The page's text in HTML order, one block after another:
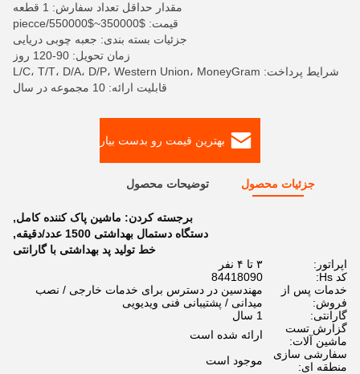
مقدار حداقل تعداد سفارش: 1 قطعه
قیمت: $350000~$550000/piecce
جزئیات بسته بندی: جعبه چوبی دریایی
زمان تحویل: 90-120 روز
شرایط پرداخت: L/C، T/T، D/A، D/P، Western Union، MoneyGram
قابلیت ارائه: 10 مجموعه در سال
بهترین قیمت رو بدست بیار
جزئیات محصول توضیحات محصول
برجسته کردن: ماشین پاک کننده کامل,
دستگاه دستمال بهداشتی 1500 عدد/دقیقه
,
خط تولید پد بهداشتی با گارانتی
اپراتور:
۳ تا ۴ نفر
کد Hs:
84418090
خدمات پس از
فروش:
مهندسین در دسترس برای خدمات خارجی / نصب
میدانی / پشتیبانی فنی ویدیویی
گارانتی:
1 سال
گزارش تست
ماشین آلات:
ارائه شده است
سفارشی سازی
منطقه ای:
موجود است